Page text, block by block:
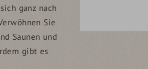
ganz nach
Sie
Saunen und
gibt es